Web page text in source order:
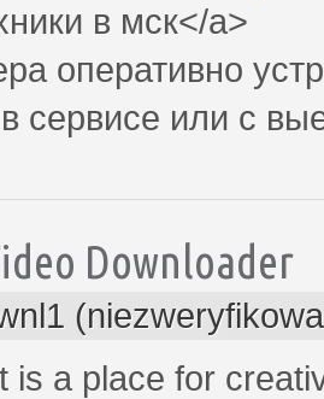
в мск</a>
оперативно
в сервисе или с
Downloader
is a place for